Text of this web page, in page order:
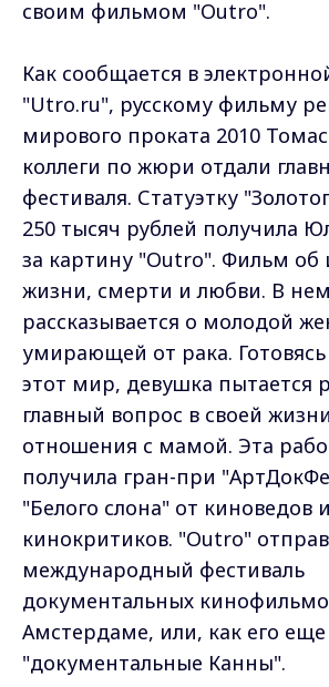
своим фильмом "Outro".
Как сообщается в
"Utro.ru", русскому фильму
мирового проката 2010
коллеги по жюри отдали
фестиваля. Статуэтку
250 тысяч рублей получила
за картину "Outro". Фильм об
жизни, смерти и любви. В нем
рассказывается о молодой
умирающей от рака.
этот мир, девушка пытается
главный вопрос в своей
отношения с мамой. Эта
получила гран-при
"Белого слона" от киноведов и
кинокритиков. "Outro"
международный фестиваль
документальных
Амстердаме, или, как его
"документальные Канны".